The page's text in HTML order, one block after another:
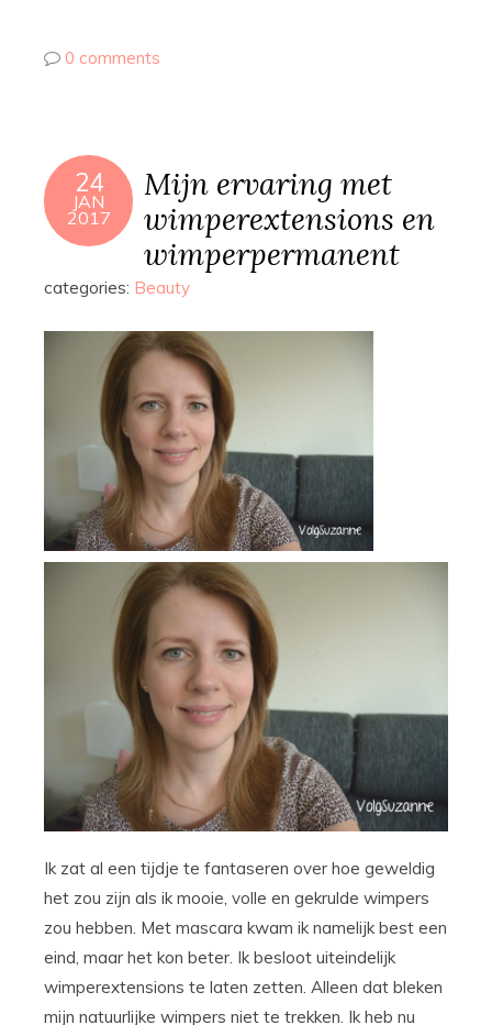
0 comments
24
JAN
2017
Mijn ervaring met
wimperextensions en
wimperpermanent
categories: Beauty
Ik zat al een tijdje te fantaseren over hoe geweldig
het zou zijn als ik mooie, volle en gekrulde wimpers
zou hebben. Met mascara kwam ik namelijk best een
eind, maar het kon beter. Ik besloot uiteindelijk
wimperextensions te laten zetten. Alleen dat bleken
mijn natuurlijke wimpers niet te trekken. Ik heb nu